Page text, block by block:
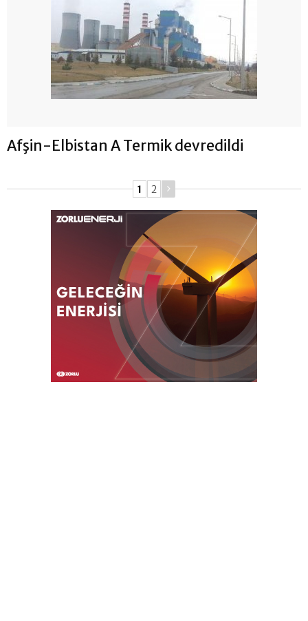
Afşin-Elbistan A Termik devredildi
1 2